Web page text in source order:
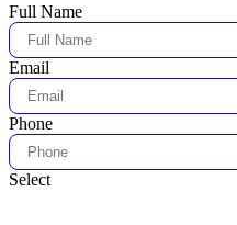
Full Name
Email
Phone
Select